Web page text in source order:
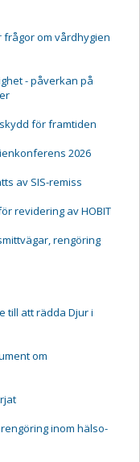
om vårdhygien
- påverkan på
för framtiden
2026
av SIS-remiss
revidering av HOBIT
rengöring
till att rädda Djur i
om
inom hälso-